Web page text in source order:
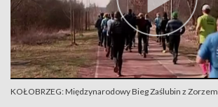
KOŁOBRZEG: Międzynarodowy Bieg Zaślubin z Zorzem